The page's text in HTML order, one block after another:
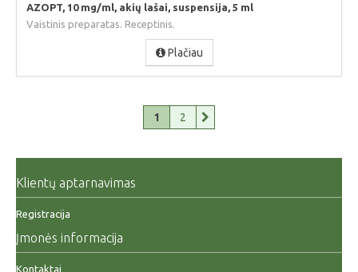
AZOPT, 10 mg/ml, akių lašai, suspensija, 5 ml
Vaistinis preparatas. Receptinis.
Plačiau
1 2
Klientų aptarnavimas
Registracija
Įmonės informacija
Kontaktai